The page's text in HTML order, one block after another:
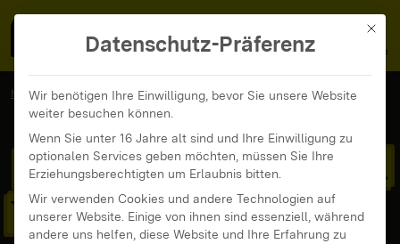
MENÜ
MedienFokus BW Angebote Kosmische Energie
Kosmische Energie via
WiFi? Echt jetzt?
Mit
Datenschutz-Präferenz
Wir benötigen Ihre Einwilligung, bevor Sie unsere Website
weiter besuchen können.
Wenn Sie unter 16 Jahre alt sind und Ihre Einwilligung zu
optionalen Services geben möchten, müssen Sie Ihre
Erziehungsberechtigten um Erlaubnis bitten.
Wir verwenden Cookies und andere Technologien auf
unserer Website. Einige von ihnen sind essenziell, während
andere uns helfen, diese Website und Ihre Erfahrung zu